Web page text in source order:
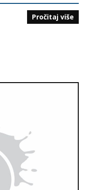
Pročitaj više